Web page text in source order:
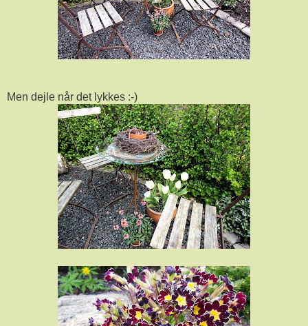
Men dejle når det lykkes :-)